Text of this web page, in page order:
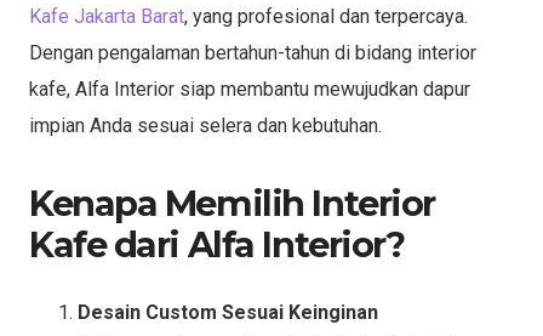
Kafe Jakarta Barat, yang profesional dan terpercaya.
Dengan pengalaman bertahun-tahun di bidang interior
kafe, Alfa Interior siap membantu mewujudkan dapur
impian Anda sesuai selera dan kebutuhan.
Kenapa Memilih Interior
Kafe dari Alfa Interior?
Desain Custom Sesuai Keinginan